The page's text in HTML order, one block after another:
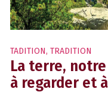
TADITION, TRADITION
La terre,
à regarder et